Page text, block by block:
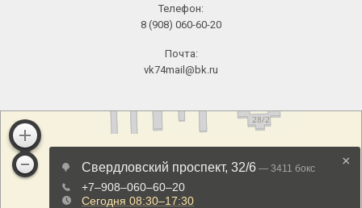
Телефон:
8 (908) 060-60-20
Почта:
vk74mail@bk.ru